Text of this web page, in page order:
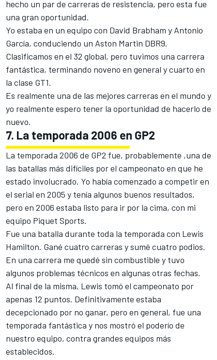
hecho un par de carreras de resistencia, pero esta fue
una gran oportunidad.
Yo estaba en un equipo con David Brabham y Antonio
García, conduciendo un Aston Martin DBR9.
Clasificamos en el 32 global, pero tuvimos una carrera
fantástica, terminando noveno en general y cuarto en
la clase GT1.
Es realmente una de las mejores carreras en el mundo y
yo realmente espero tener la oportunidad de hacerlo de
nuevo.
7. La temporada 2006 en GP2
La temporada 2006 de GP2 fue, probablemente ,una de
las batallas más difíciles por el campeonato en que he
estado involucrado. Yo había comenzado a competir en
el serial en 2005 y tenía algunos buenos resultados,
pero en 2006 estaba listo para ir por la cima, con mi
equipo Piquet Sports.
Fue una batalla durante toda la temporada con Lewis
Hamilton. Gané cuatro carreras y sumé cuatro podios.
En una carrera me quedé sin combustible y tuvo
algunos problemas técnicos en algunas otras fechas.
Al final de la misma, Lewis tomó el campeonato por
apenas 12 puntos. Definitivamente estaba
decepcionado por no ganar, pero en general, fue una
temporada fantástica y nos mostró el poderío de
nuestro equipo, contra grandes equipos más
establecidos.